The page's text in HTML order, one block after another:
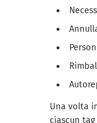
Una volta
ciascun